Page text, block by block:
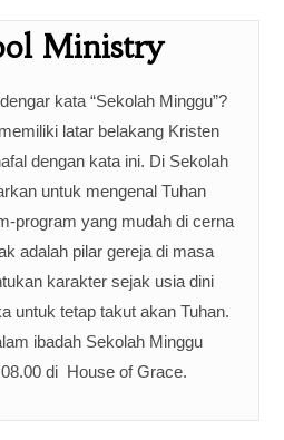
Ministry
kata “Sekolah Minggu”?
latar belakang Kristen
dengan kata ini. Di Sekolah
untuk mengenal Tuhan
program yang mudah di cerna
adalah pilar gereja di masa
karakter sejak usia dini
untuk tetap takut akan Tuhan.
ibadah Sekolah Minggu
di House of Grace.